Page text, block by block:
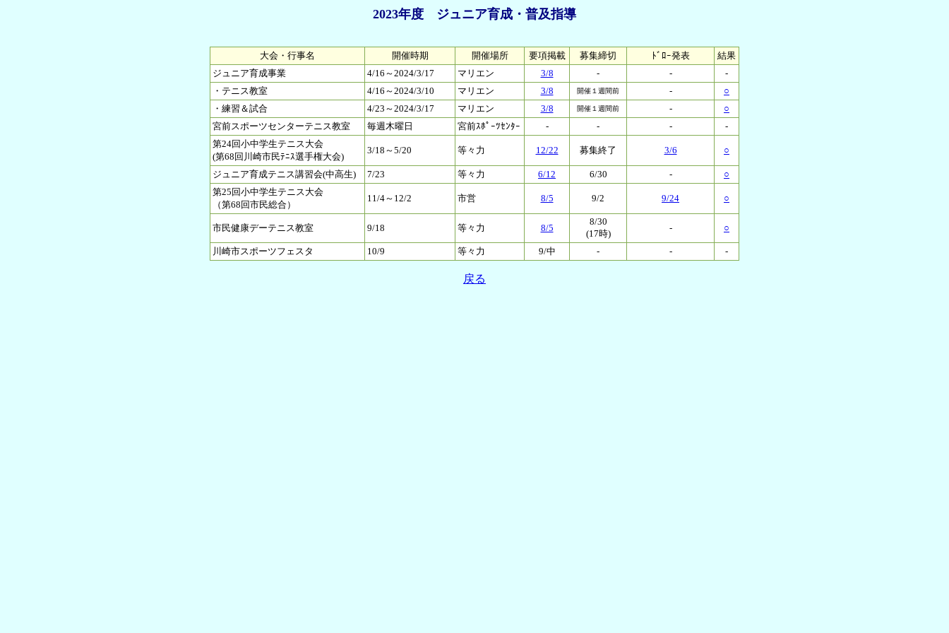
2023年度 ジュニア育成・普及指導
大会・行事名 開催時期 開催場所 要項掲載 募集締切 ﾄﾞﾛｰ発表
結果
ジュニア育成事業
4/16～2024/3/17 マリエン 3/8 - -
-
・テニス教室
4/16～2024/3/10 マリエン 3/8 開催１週間前 -
○
・練習＆試合
4/23～2024/3/17 マリエン 3/8 開催１週間前 -
○
宮前スポーツセンターテニス教室
毎週木曜日 宮前ｽﾎﾟｰﾂｾﾝﾀｰ - - -
-
第24回小中学生テニス大会
(第68回川崎市民ﾃﾆｽ選手権大会)
3/18～5/20 等々力 12/22 募集終了 3/6 ○
ジュニア育成テニス講習会(中高生) 7/23 等々力 6/12 6/30 -
○
第25回小中学生テニス大会
（第68回市民総合）
11/4～12/2 市営 8/5 9/2 9/24 ○
市民健康デーテニス教室 9/18 等々力 8/5
8/30
(17時)
- ○
川崎市スポーツフェスタ 10/9 等々力 9/中 - - -
戻る